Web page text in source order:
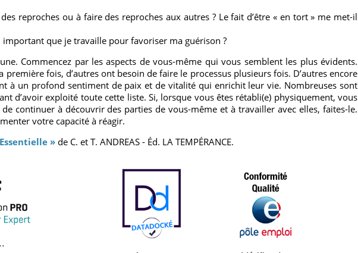
reproches ou à faire des reproches aux autres ? Le fait d’être « en tort » me met-il
que je travaille pour favoriser ma guérison ?
Commencez par les aspects de vous-même qui vous semblent les plus évidents.
première fois, d’autres ont besoin de faire le processus plusieurs fois. D’autres encore
à un profond sentiment de paix et de vitalité qui enrichit leur vie. Nombreuses sont
d’avoir exploité toute cette liste. Si, lorsque vous êtes rétabli(e) physiquement, vous
continuer à découvrir des parties de vous-même et à travailler avec elles, faites-le.
votre capacité à réagir.
» de C. et T. ANDREAS - Éd. LA TEMPÉRANCE.